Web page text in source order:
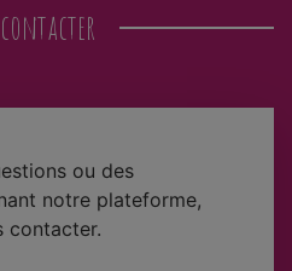
ou des
notre plateforme,
contacter.